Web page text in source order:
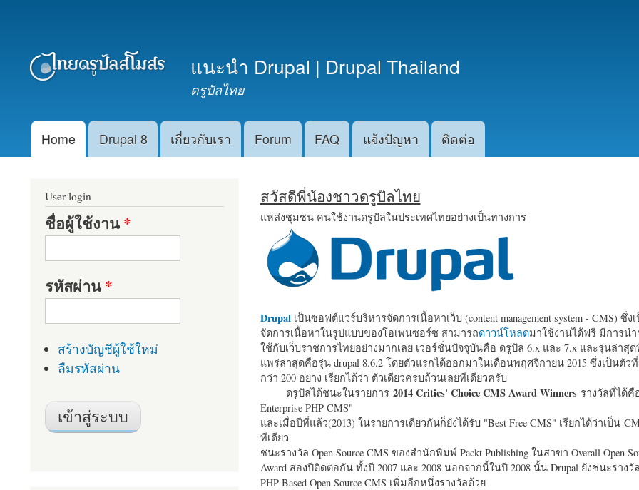
หลัก
แนะนำ Drupal | Drupal Thailand
ดรูปัลไทย
Main menu
Home Drupal 8 เกี่ยวกับเรา Forum FAQ แจ้งปัญหา ติดต่อ
สวัสดีพี่น้องชาวดรูปัลไทย
แหล่งชุมชน คนใช้งานดรูปัลในประเทศไทยอย่างเป็นทางการ
Drupalเป็นซอฟต์แวร์บริหารจัดการเนื้อหาเว็บ (content management system - CMS) ซึ่ง
จัดการเนื้อหาในรูปแบบของโอเพนซอร์ซ สามารถดาวน์โหลดมาใช้งานได้ฟรี มีการน
ใช้กับเว็บราชการไทยอย่างมากเลย เวอร์ชั่นปัจจุบันคือ ดรูปัล 6.x และ 7.x และรุ่นล่าสุด
แพร่ล่าสุดคือรุ่น drupal 8.6.2 โดยตัวแรกได้ออกมาในเดือนพฤศจิกายน 2015 ซึ่งเป็นตั
กว่า 200 อย่าง เรียกได้ว่า ตัวเดียวครบถ้วนเลยทีเดียวครับ
ดรูปัลได้ชนะในรายการ 2014 Critics' Choice CMS Award Winners รางวัลที่ได้คื
Enterprise PHP CMS"
และเมื่อปีที่แล้ว(2013) ในรายการเดียวกันก็ยังได้รับ "Best Free CMS" เรียกได้ว่าเป็น
ทีเดียว
ชนะรางวัล Open Source CMS ของสำนักพิมพ์ Packt Publishing ในสาขา Overall Open
Award สองปีติดต่อกัน ทั้งปี 2007 และ 2008 นอกจากนี้ในปี 2008 นั้น Drupal ยังชนะรางวั
PHP Based Open Source CMS เพิ่มอีกหนึ่งรางวัลด้วย
User login
ชื่อผู้ใช้งาน*
รหัสผ่าน*
สร้างบัญชีผู้ใช้ใหม่
ลืมรหัสผ่าน